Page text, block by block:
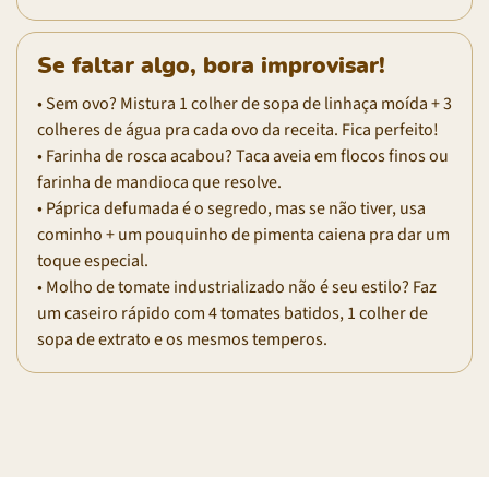
Se faltar algo, bora improvisar!
• Sem ovo? Mistura 1 colher de sopa de linhaça moída + 3
colheres de água pra cada ovo da receita. Fica perfeito!
• Farinha de rosca acabou? Taca aveia em flocos finos ou
farinha de mandioca que resolve.
• Páprica defumada é o segredo, mas se não tiver, usa
cominho + um pouquinho de pimenta caiena pra dar um
toque especial.
• Molho de tomate industrializado não é seu estilo? Faz
um caseiro rápido com 4 tomates batidos, 1 colher de
sopa de extrato e os mesmos temperos.